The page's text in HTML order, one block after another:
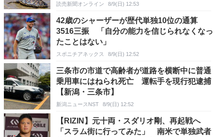
読売新聞オンライン 8/9(日) 12:53
42歳のシャーザーが歴代単独10位の通算
3516三振 「自分の能力を信じられなくなっ
たことはない」
スポニチアネックス 8/9(日) 12:52
三条市の市道で高齢者が道路を横断中に普通
乗用車にはねられ死亡 運転手を現行犯逮捕
【新潟・三条市】
新潟ニュースNST 8/9(日) 12:52
【RIZIN】元十両・スダリオ剛、再起戦へ
「スラム街に行ってみた」 南米で単独武者